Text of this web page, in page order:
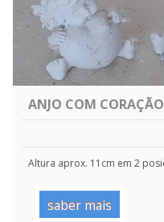
ANJO COM
Altura aprox. 11cm em 2
saber mais